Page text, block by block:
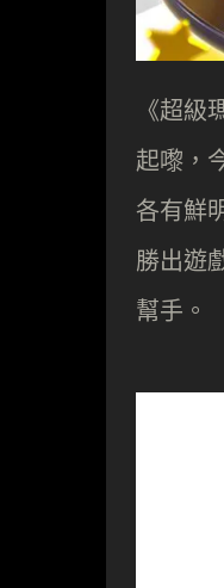
《超
起嚟，
各有鮮
勝出遊
幫手。